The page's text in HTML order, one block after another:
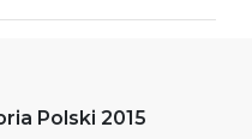
Polski 2015